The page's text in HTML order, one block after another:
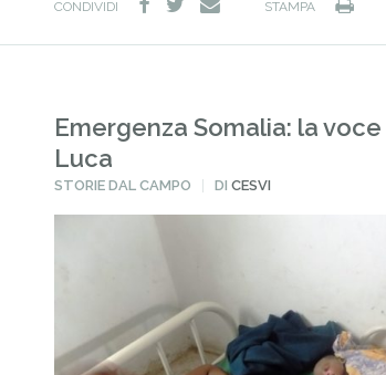
CONDIVIDI
e-
STAMPA
Emergenza Somalia: la
Luca
PUBBLICATO
STORIE DAL CAMPO DICESVI